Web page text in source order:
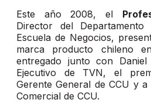
Este año 2008, el
Director del
Escuela de Negocios,
marca producto chileno
entregado junto con Daniel
Ejecutivo de TVN, el
Gerente General de CCU y
Comercial de CCU.